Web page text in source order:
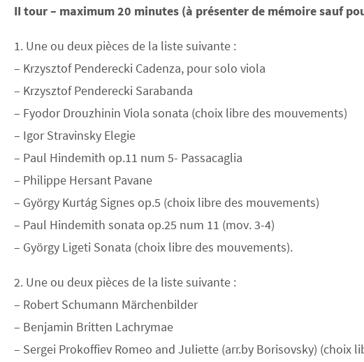
II tour – maximum 20 minutes (à présenter de mémoire sauf
1. Une ou deux pièces de la liste suivante :
– Krzysztof Penderecki Cadenza, pour solo viola
– Krzysztof Penderecki Sarabanda
– Fyodor Drouzhinin Viola sonata (choix libre des mouvements)
– Igor Stravinsky Elegie
– Paul Hindemith op.11 num 5- Passacaglia
– Philippe Hersant Pavane
– György Kurtág Signes op.5 (choix libre des mouvements)
– Paul Hindemith sonata op.25 num 11 (mov. 3-4)
– György Ligeti Sonata (choix libre des mouvements).
2. Une ou deux pièces de la liste suivante :
– Robert Schumann Märchenbilder
– Benjamin Britten Lachrymae
– Sergei Prokoffiev Romeo and Juliette (arr.by Borisovsky) (choix